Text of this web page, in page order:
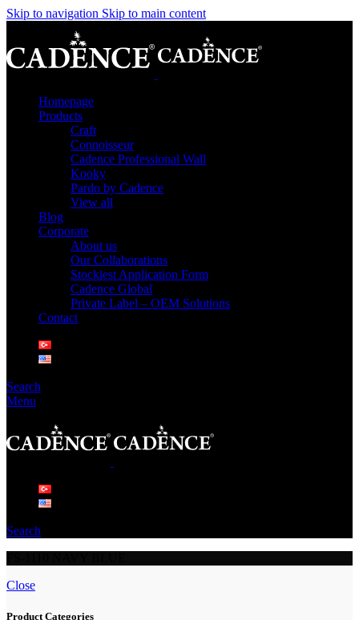
Skip to navigation Skip to main content
Homepage
Products
Craft
Connoisseur
Cadence Professional Wall
Kooky
Pardo by Cadence
View all
Blog
Corporate
About us
Our Collaborations
Stockiest Application Form
Cadence Global
Private Label – OEM Solutions
Contact
Search
Menu
Search
Close
Product Categories